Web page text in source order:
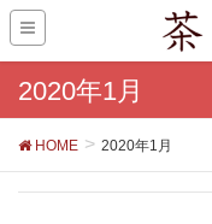
2020年1月
HOME 2020年1月